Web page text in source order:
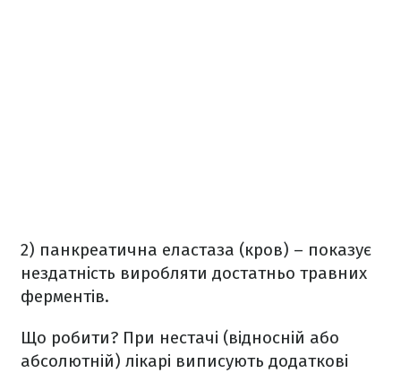
2) панкреатична еластаза (кров) – показує
нездатність виробляти достатньо травних
ферментів.
Що робити? При нестачі (відносній або
абсолютній) лікарі виписують додаткові